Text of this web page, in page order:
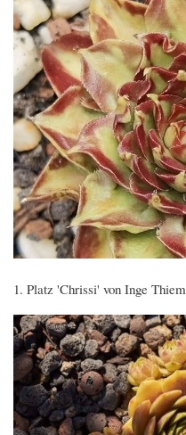
1. Platz 'Chrissi' von Inge Thiem